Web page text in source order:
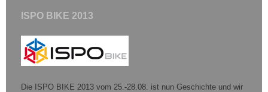
ISPO BIKE 2013
Die ISPO BIKE 2013 vom 25.-28.08. ist nun Geschichte und wir